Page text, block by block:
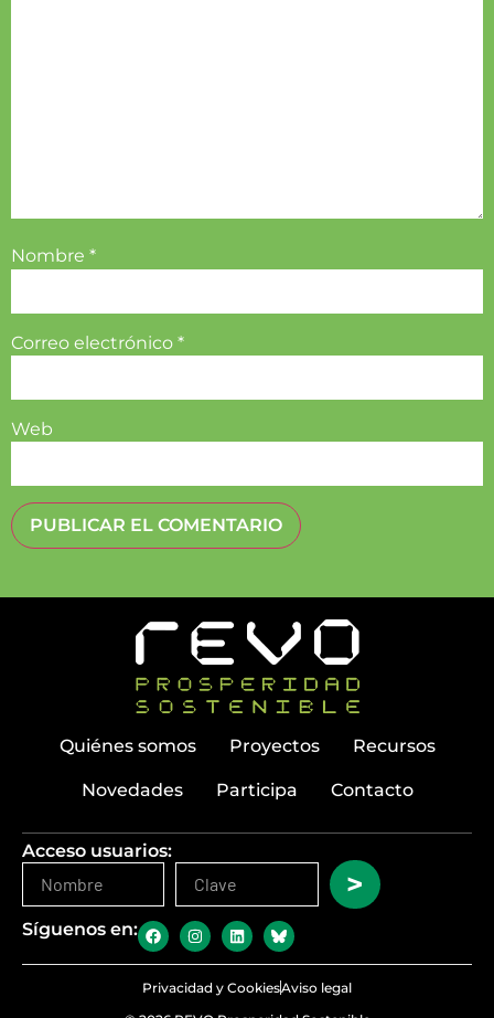
Nombre *
Correo electrónico *
Web
Quiénes somos Proyectos Recursos
Novedades Participa Contacto
Acceso usuarios:
>
Síguenos en:
Privacidad y CookiesAviso legal